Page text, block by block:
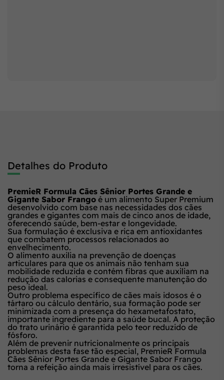
Detalhes do Produto
PremieR Formula Cães Sênior Portes Grande e
Gigante Sabor Frango é um alimento Super Premium
desenvolvido com base nas necessidades dos cães
grandes e gigantes com mais de cinco anos de idade,
oferecendo saúde, bem-estar e longevidade.
Sua formulação é exclusiva e rica em antioxidantes
que combatem processos relacionados ao
envelhecimento.
O alimento auxilia na prevenção de doenças
articulares para que os animais não tenham sua
mobilidade reduzida e contém fibras que auxiliam na
redução das calorias e consequente manutenção do
peso ideal.
Outro problema específico de cães mais idosos é o
tártaro ou cálculo dentário, sua formação pode ser
minimizada com a presença do hexametafostato,
importante ingrediente para a saúde bucal. A proteção
do trato urinário é garantida pelo teor reduzido de
fósforo.
Além de prevenir nutricionalmente os principais
problemas desta fase tão especial, PremieR Formula
Cães Sênior Portes Grande e Gigante Sabor Frango
torna a refeição ainda mais irresistível para os cães.